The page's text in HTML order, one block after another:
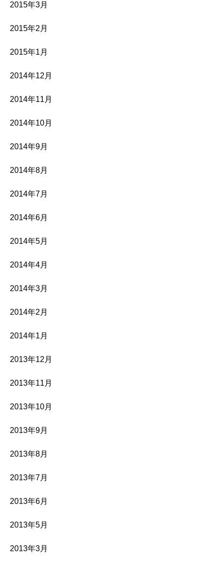
2015年3月
2015年2月
2015年1月
2014年12月
2014年11月
2014年10月
2014年9月
2014年8月
2014年7月
2014年6月
2014年5月
2014年4月
2014年3月
2014年2月
2014年1月
2013年12月
2013年11月
2013年10月
2013年9月
2013年8月
2013年7月
2013年6月
2013年5月
2013年3月